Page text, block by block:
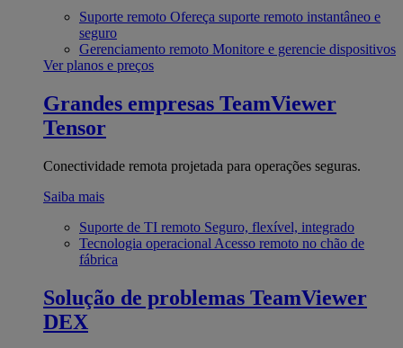
Suporte remoto Ofereça suporte remoto instantâneo e
seguro
Gerenciamento remoto Monitore e gerencie dispositivos
Ver planos e preços
Grandes empresas TeamViewer
Tensor
Conectividade remota projetada para operações seguras.
Saiba mais
Suporte de TI remoto Seguro, flexível, integrado
Tecnologia operacional Acesso remoto no chão de
fábrica
Solução de problemas TeamViewer
DEX